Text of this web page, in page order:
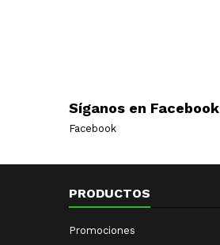
Síganos en Facebook
Facebook
PRODUCTOS
Promociones